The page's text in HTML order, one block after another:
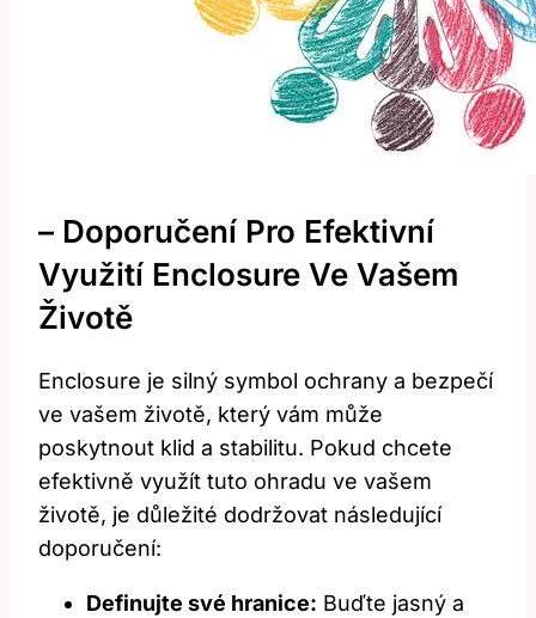
– Doporučení Pro Efektivní
Využití Enclosure Ve Vašem
Životě
Enclosure je silný symbol ochrany a bezpečí
ve vašem životě, který vám může
poskytnout klid a stabilitu. Pokud chcete
efektivně využít tuto ohradu ve vašem
životě, je důležité dodržovat následující
doporučení:
Definujte své hranice: Buďte jasný a